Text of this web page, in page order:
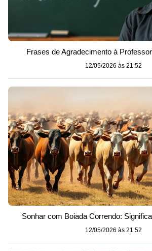
Frases de Agradecimento à
12/05/2026 às 21:52
Sonhar com Boiada Correndo:
12/05/2026 às 21:52